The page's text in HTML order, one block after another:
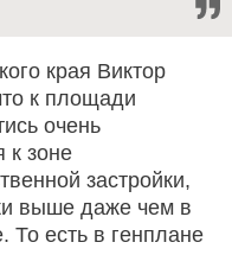
края Виктор
к площади
очень
к зоне
застройки,
выше даже чем в
То есть в генплане